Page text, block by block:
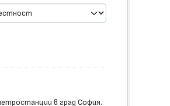
в град София.